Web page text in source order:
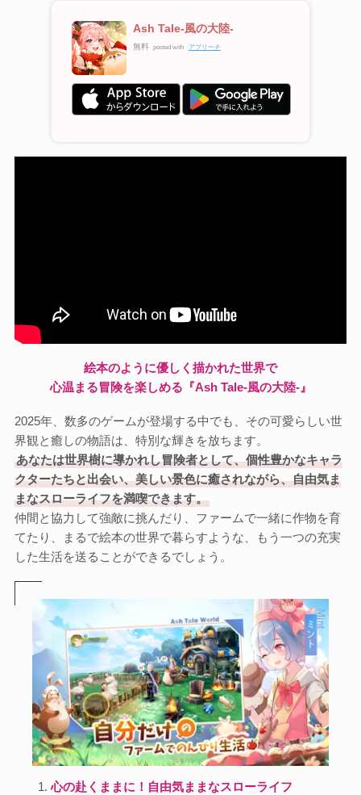
Ash Tale-風の大陸-
無料 posted with アプリーチ
絵本のように優しく描かれた世界で
心温まる冒険を楽しめる『Ash Tale-風の大陸-』
2025年、数多のゲームが登場する中でも、その可愛らしい世
界観と癒しの物語は、特別な輝きを放ちます。
あなたは世界樹に導かれし冒険者として、個性豊かなキャラ
クターたちと出会い、美しい景色に癒されながら、自由気ま
まなスローライフを満喫できます。
仲間と協力して強敵に挑んだり、ファームで一緒に作物を育
てたり、まるで絵本の世界で暮らすような、もう一つの充実
した生活を送ることができるでしょう。
心の赴くままに！自由気ままなスローライフ